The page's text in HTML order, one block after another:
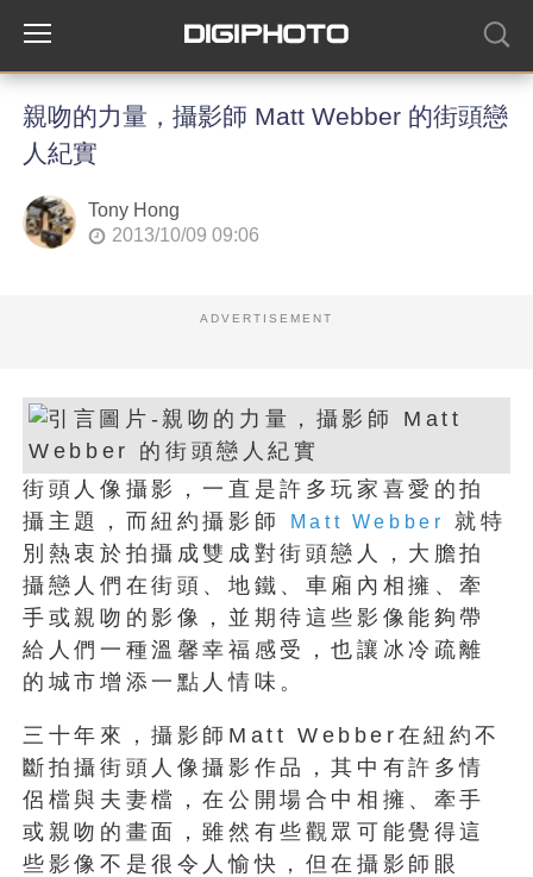
親吻的力量，攝影師 Matt Webber 的街頭戀
人紀實
Tony Hong
2013/10/09 09:06
ADVERTISEMENT
街頭人像攝影，一直是許多玩家喜愛的拍
攝主題，而紐約攝影師
Matt Webber
就特
別熱衷於拍攝成雙成對街頭戀人，大膽拍
攝戀人們在街頭、地鐵、車廂內相擁、牽
手或親吻的影像，並期待這些影像能夠帶
給人們一種溫馨幸福感受，也讓冰冷疏離
的城市增添一點人情味。
三十年來，攝影師Matt Webber在紐約不
斷拍攝街頭人像攝影作品，其中有許多情
侶檔與夫妻檔，在公開場合中相擁、牽手
或親吻的畫面，雖然有些觀眾可能覺得這
些影像不是很令人愉快，但在攝影師眼